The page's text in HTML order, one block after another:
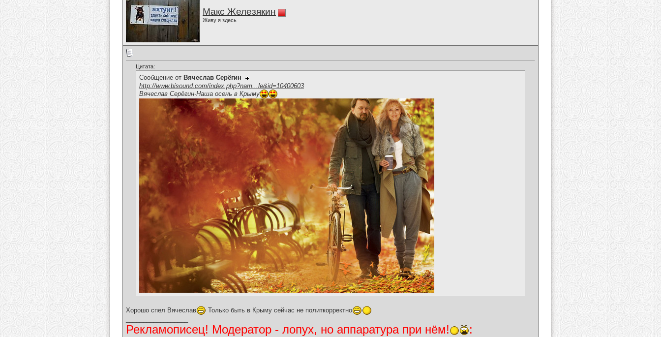
Макс Железякин
Живу я здесь
Цитата:
Сообщение от Вячеслав Серёгин
http://www.bisound.com/index.php?nam...le&id=10400603
Вячеслав Серёгин-Наша осень в Крыму
Хорошо спел Вячеслав
Только быть в Крыму сейчас не политкорректно
Рекламописец! Модератор - лопух, но аппаратура при нём! :